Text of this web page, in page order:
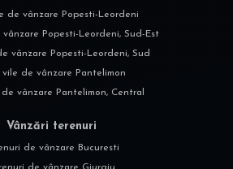
de vânzare Popesti-Leordeni
vânzare Popesti-Leordeni, Sud-Est
vânzare Popesti-Leordeni, Sud
vile de vânzare Pantelimon
vânzare Pantelimon, Central
Vânzări terenuri
de vânzare Bucuresti